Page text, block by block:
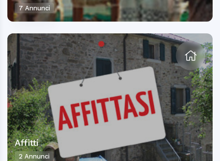
7 Annunci
Affitti
2 Annunci